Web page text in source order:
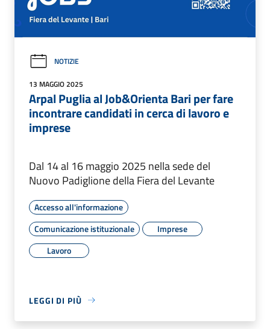
NOTIZIE
13 MAGGIO 2025
Arpal Puglia al Job&Orienta Bari per fare
incontrare candidati in cerca di lavoro e
imprese
Dal 14 al 16 maggio 2025 nella sede del
Nuovo Padiglione della Fiera del Levante
Accesso all'informazione
Comunicazione istituzionale
Imprese
Lavoro
LEGGI DI PIÙ